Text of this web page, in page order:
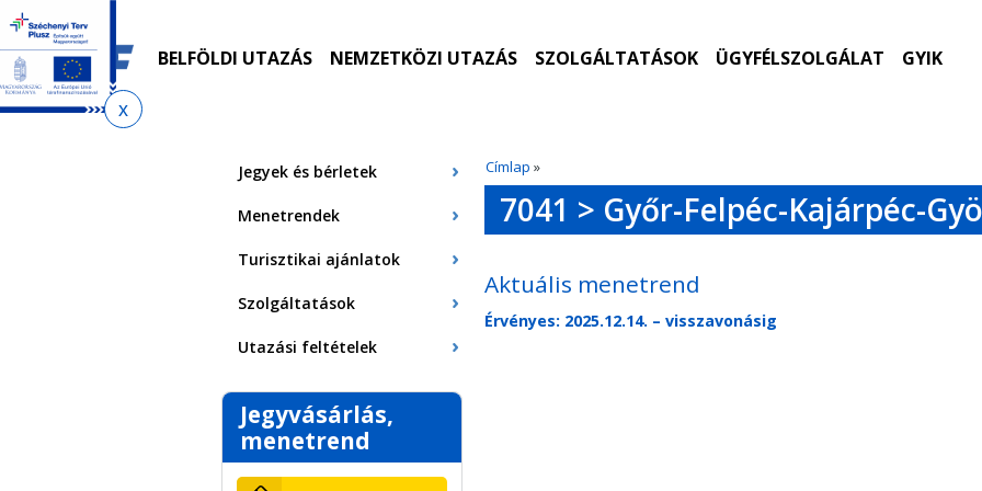
Ugrás
menetrendkeresőhöz
Ugrás
az
almenühöz
Ugrás
tartalomra
Ugrás
az
oldaltérképre
BELFÖLDI UTAZÁS NEMZETKÖZI UTAZÁS SZOLGÁLTATÁSOK ÜGYFÉLSZOLGÁLAT GYIK
Címlap »
Jegyek és bérletek
Menetrendek
Turisztikai ajánlatok
Szolgáltatások
Utazási feltételek
Jegyvásárlás,
menetrend
7041 > Győr-Felpéc-Kajárpéc-
Aktuális menetrend
Érvényes: 2025.12.14. – visszavonásig